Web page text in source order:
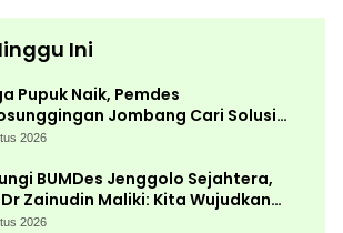
Ini
Pupuk Naik, Pemdes
Jombang Cari Solusi
Kajian Akademik
2026
BUMDes Jenggolo Sejahtera,
Zainudin Maliki: Kita Wujudkan
Ekonomi dengan Potensi
2026